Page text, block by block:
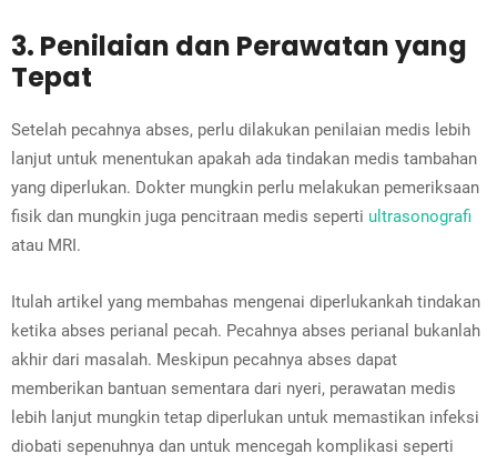
3. Penilaian dan Perawatan yang
Tepat
Setelah pecahnya abses, perlu dilakukan penilaian medis lebih
lanjut untuk menentukan apakah ada tindakan medis tambahan
yang diperlukan. Dokter mungkin perlu melakukan pemeriksaan
fisik dan mungkin juga pencitraan medis seperti ultrasonografi
atau MRI.
Itulah artikel yang membahas mengenai diperlukankah tindakan
ketika abses perianal pecah. Pecahnya abses perianal bukanlah
akhir dari masalah. Meskipun pecahnya abses dapat
memberikan bantuan sementara dari nyeri, perawatan medis
lebih lanjut mungkin tetap diperlukan untuk memastikan infeksi
diobati sepenuhnya dan untuk mencegah komplikasi seperti